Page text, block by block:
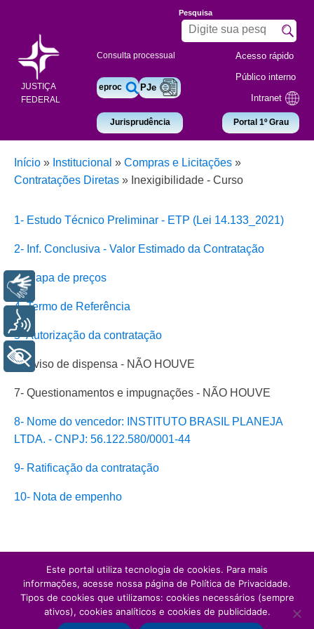
JUSTIÇA
FEDERAL
Consulta processual
eproc PJe
Jurisprudência
Pesquisa
Acesso rápido
Público interno
Intranet
Portal 1º Grau
Início » Institucional » Compras e Licitações »
Contratações Diretas » Inexigibilidade - Curso
1- Estudo Técnico Preliminar - ETP (Lei 14.133_2021)
2- Inf. Conclusiva - Valor Estimado da Contratação
3- Mapa de preços
4- Termo de Referência
5- Autorização da contratação
6- Aviso de dispensa - NÃO HOUVE
7- Questionamentos e impugnações - NÃO HOUVE
8- Nome do vencedor: INSTITUTO BRASIL PLANEJA
LTDA. - CNPJ: 56.122.580/0001-44
9- Ratificação da contratação
10- Nota de empenho
Este portal utiliza tecnologia de cookies. Para mais
informações, acesse nossa página de Política de Privacidade.
Tipos de cookies que utilizamos: cookies necessários (sempre
ativos), cookies analíticos e cookies de publicidade.
Libras